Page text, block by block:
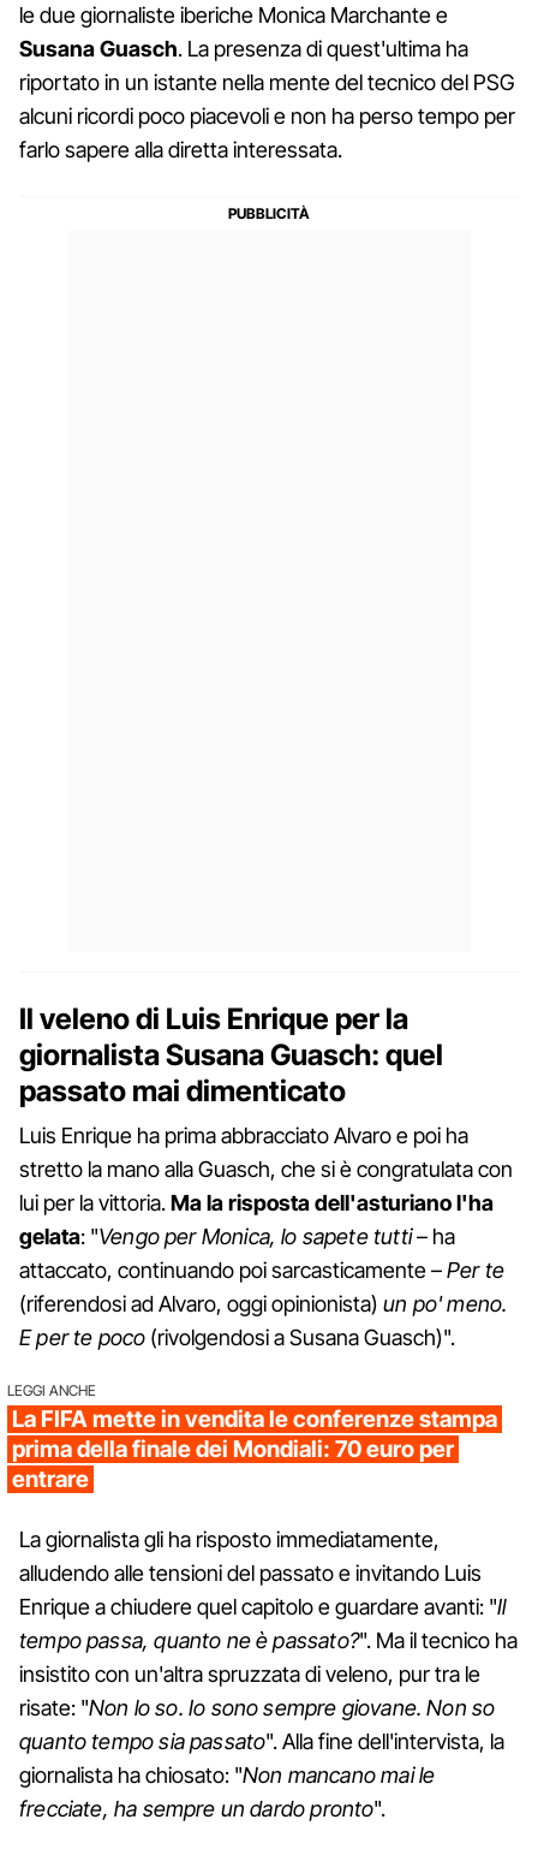
le due giornaliste iberiche Monica Marchante e
Susana Guasch. La presenza di quest'ultima ha
riportato in un istante nella mente del tecnico del PSG
alcuni ricordi poco piacevoli e non ha perso tempo per
farlo sapere alla diretta interessata.
Il veleno di Luis Enrique per la
giornalista Susana Guasch: quel
passato mai dimenticato
Luis Enrique ha prima abbracciato Alvaro e poi ha
stretto la mano alla Guasch, che si è congratulata con
lui per la vittoria.Ma la risposta dell'asturiano l'ha
gelata: "Vengo per Monica, lo sapete tutti– ha
attaccato, continuando poi sarcasticamente –Per te
(riferendosi ad Alvaro, oggi opinionista) un po' meno.
E per te poco (rivolgendosi a Susana Guasch)".
LEGGI ANCHE
La FIFA mette in vendita le conferenze stampa
prima della finale dei Mondiali: 70 euro per
entrare
La giornalista gli ha risposto immediatamente,
alludendo alle tensioni del passato e invitando Luis
Enrique a chiudere quel capitolo e guardare avanti: "Il
tempo passa, quanto ne è passato?". Ma il tecnico ha
insistito con un'altra spruzzata di veleno, pur tra le
risate: "Non lo so. Io sono sempre giovane. Non so
quanto tempo sia passato". Alla fine dell'intervista, la
giornalista ha chiosato: "Non mancano mai le
frecciate, ha sempre un dardo pronto".